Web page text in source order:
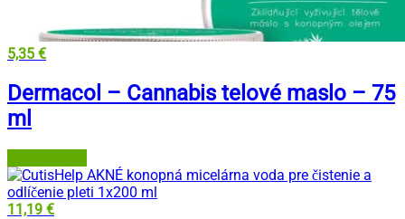
5,35 €
Dermacol – Cannabis telové maslo – 75
ml
11,19 €